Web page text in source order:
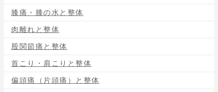
膝痛・膝の水と整体
肉離れと整体
股関節痛と整体
首こり・肩こりと整体
偏頭痛（片頭痛）と整体